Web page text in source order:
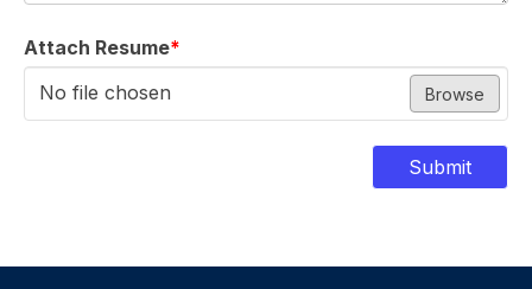
Attach Resume*
No file chosen
Browse
Submit